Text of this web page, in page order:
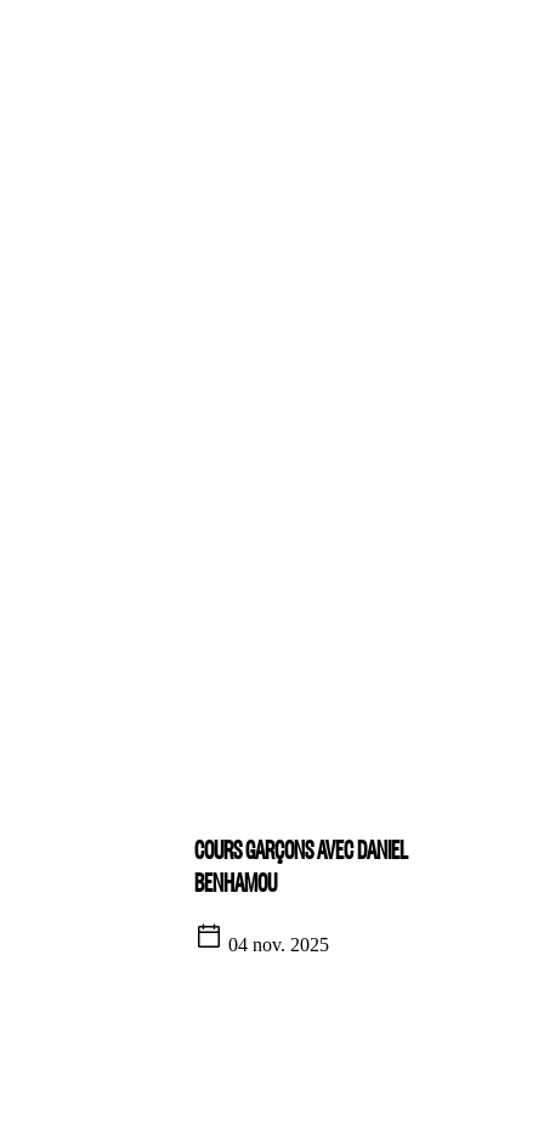
COURS GARÇONS AVEC DANIEL
BENHAMOU
04 nov. 2025